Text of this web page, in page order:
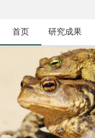
首页 研究成果